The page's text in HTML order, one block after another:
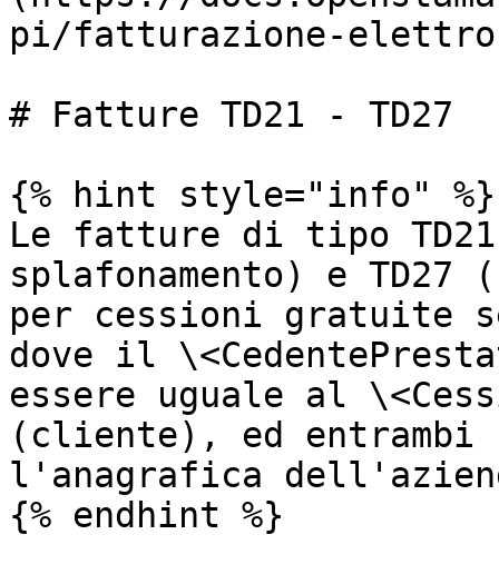
pi/fatturazione-
# Fatture TD21 - TD27
{% hint style="info" %}
Le fatture di tipo
splafonamento) e TD27
per cessioni gratuite
dove il
essere uguale al
(cliente), ed entrambi
l'anagrafica
{% endhint %}